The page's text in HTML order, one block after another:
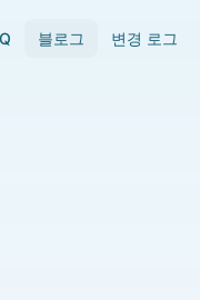
블로그 변경 로그